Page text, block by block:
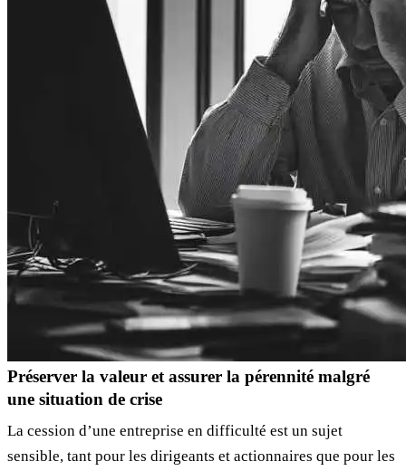
Préserver la valeur et assurer la pérennité malgré
une situation de crise
La cession d’une entreprise en difficulté est un sujet
sensible, tant pour les dirigeants et actionnaires que pour les